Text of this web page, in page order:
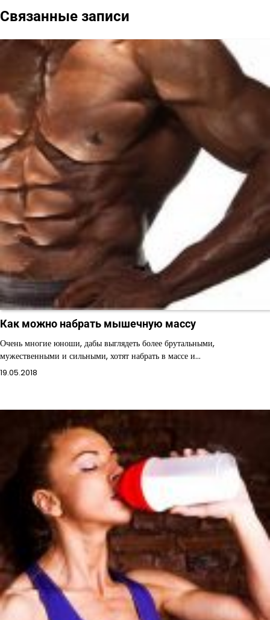
по
Связанные записи
Как можно набрать мышечную массу
Очень многие юноши, дабы выглядеть более брутальными,
мужественными и сильными, хотят набрать в массе и…
19.05.2018